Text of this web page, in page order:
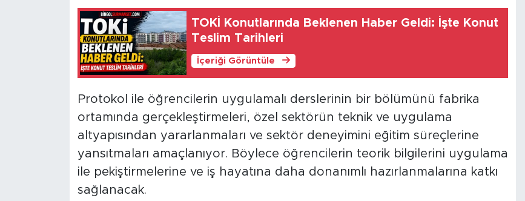
TOKİ Konutlarında Beklenen Haber Geldi: İşte Konut
Teslim Tarihleri
İçeriği Görüntüle
Protokol ile öğrencilerin uygulamalı derslerinin bir bölümünü fabrika
ortamında gerçekleştirmeleri, özel sektörün teknik ve uygulama
altyapısından yararlanmaları ve sektör deneyimini eğitim süreçlerine
yansıtmaları amaçlanıyor. Böylece öğrencilerin teorik bilgilerini uygulama
ile pekiştirmelerine ve iş hayatına daha donanımlı hazırlanmalarına katkı
sağlanacak.